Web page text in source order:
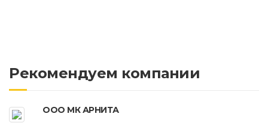
Рекомендуем компании
ООО МК АРНИТА